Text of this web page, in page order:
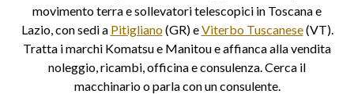
movimento terra e sollevatori telescopici in Toscana e
Lazio, con sedi a Pitigliano(GR) eViterbo Tuscanese(VT).
Tratta i marchi Komatsu e Manitou e affianca alla vendita
noleggio, ricambi, officina e consulenza. Cerca il
macchinario o parla con un consulente.